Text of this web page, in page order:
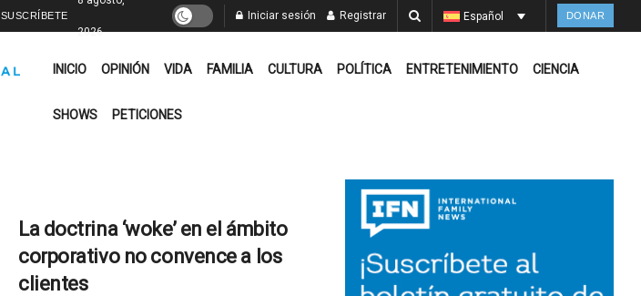
SUSCRÍBETE
2026
Iniciar sesión Registrar Español DONAR
INICIO OPINIÓN VIDA FAMILIA CULTURA POLÍTICA ENTRETENIMIENTO CIENCIA
SHOWS PETICIONES
La doctrina ‘woke’ en el ámbito
corporativo no convence a los
clientes